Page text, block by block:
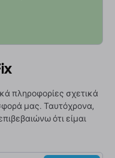
πληροφορίες σχετικά
μας. Ταυτόχρονα,
ότι είμαι